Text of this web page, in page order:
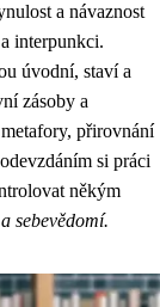
a návaznost
interpunkci.
úvodní, staví a
zásoby a
přirovnání
si práci
někým
sebevědomí.